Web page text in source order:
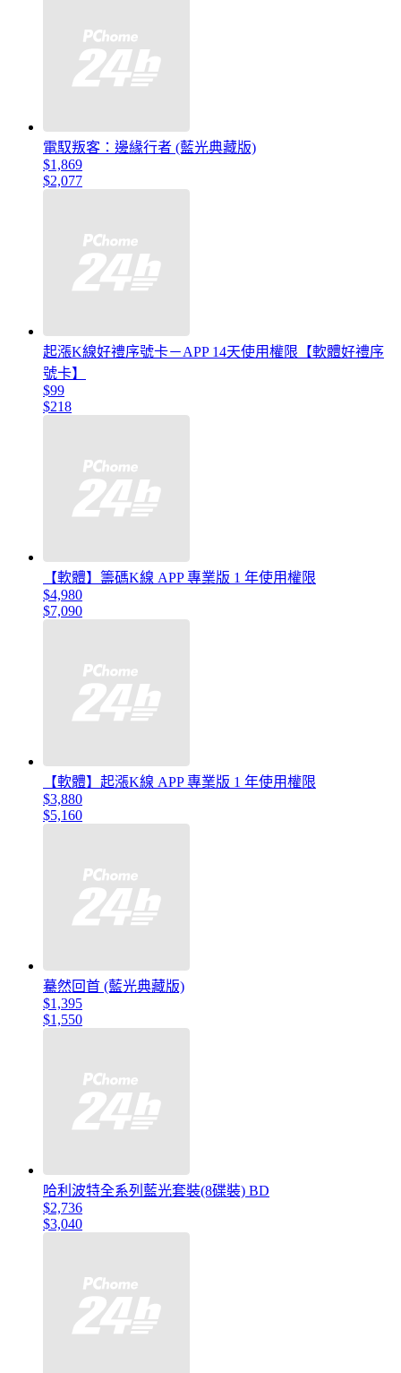
電馭叛客：邊緣行者 (藍光典藏版)
$1,869
$2,077
起漲K線好禮序號卡－APP 14天使用權限【軟體好禮序
號卡】
$99
$218
【軟體】籌碼K線 APP 專業版 1 年使用權限
$4,980
$7,090
【軟體】起漲K線 APP 專業版 1 年使用權限
$3,880
$5,160
驀然回首 (藍光典藏版)
$1,395
$1,550
哈利波特全系列藍光套裝(8碟裝) BD
$2,736
$3,040